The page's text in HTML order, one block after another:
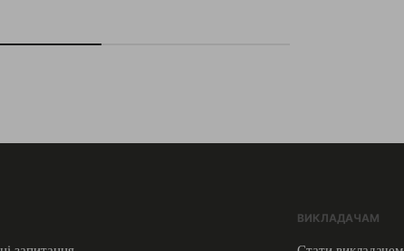
ВИКЛАДАЧАМ